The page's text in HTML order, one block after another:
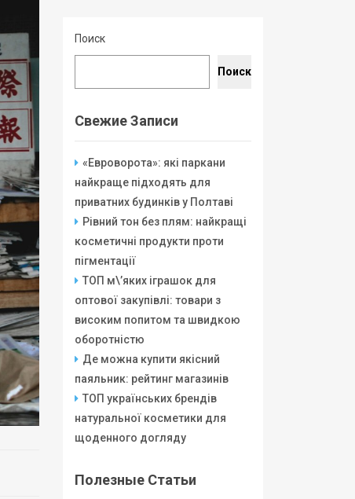
Поиск
Поиск
Свежие Записи
«Евроворота»: які паркани
найкраще підходять для
приватних будинків у Полтаві
Рівний тон без плям: найкращі
косметичні продукти проти
пігментації
ТОП м\’яких іграшок для
оптової закупівлі: товари з
високим попитом та швидкою
оборотністю
Де можна купити якісний
паяльник: рейтинг магазинів
ТОП українських брендів
натуральної косметики для
щоденного догляду
Полезные Статьи